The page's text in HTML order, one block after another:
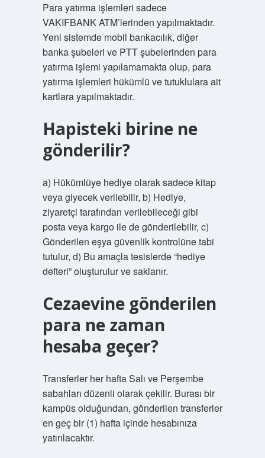
Para yatırma işlemleri sadece
VAKIFBANK ATM’lerinden yapılmaktadır.
Yeni sistemde mobil bankacılık, diğer
banka şubeleri ve PTT şubelerinden para
yatırma işlemi yapılamamakta olup, para
yatırma işlemleri hükümlü ve tutuklulara ait
kartlara yapılmaktadır.
Hapisteki birine ne
gönderilir?
a) Hükümlüye hediye olarak sadece kitap
veya giyecek verilebilir, b) Hediye,
ziyaretçi tarafından verilebileceği gibi
posta veya kargo ile de gönderilebilir, c)
Gönderilen eşya güvenlik kontrolüne tabi
tutulur, d) Bu amaçla tesislerde “hediye
defteri” oluşturulur ve saklanır.
Cezaevine gönderilen
para ne zaman
hesaba geçer?
Transferler her hafta Salı ve Perşembe
sabahları düzenli olarak çekilir. Burası bir
kampüs olduğundan, gönderilen transferler
en geç bir (1) hafta içinde hesabınıza
yatırılacaktır.